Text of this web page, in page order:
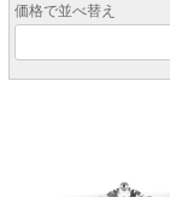
価格で並べ替え